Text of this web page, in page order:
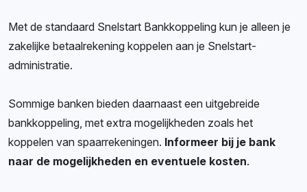
Met de standaard Snelstart Bankkoppeling kun je alleen je
zakelijke betaalrekening koppelen aan je Snelstart-
administratie.
Sommige banken bieden daarnaast een uitgebreide
bankkoppeling, met extra mogelijkheden zoals het
koppelen van spaarrekeningen. Informeer bij je bank
naar de mogelijkheden en eventuele kosten.